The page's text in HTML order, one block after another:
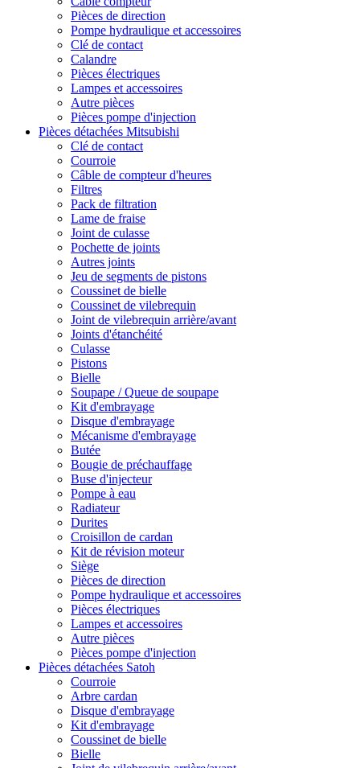
Pièces de direction
Pompe hydraulique et accessoires
Clé de contact
Calandre
Pièces électriques
Lampes et accessoires
Autre pièces
Pièces pompe d'injection
Pièces détachées Mitsubishi
Clé de contact
Courroie
Câble de compteur d'heures
Filtres
Pack de filtration
Lame de fraise
Joint de culasse
Pochette de joints
Autres joints
Jeu de segments de pistons
Coussinet de bielle
Coussinet de vilebrequin
Joint de vilebrequin arrière/avant
Joints d'étanchéité
Culasse
Pistons
Bielle
Soupape / Queue de soupape
Kit d'embrayage
Disque d'embrayage
Mécanisme d'embrayage
Butée
Bougie de préchauffage
Buse d'injecteur
Pompe à eau
Radiateur
Durites
Croisillon de cardan
Kit de révision moteur
Siège
Pièces de direction
Pompe hydraulique et accessoires
Pièces électriques
Lampes et accessoires
Autre pièces
Pièces pompe d'injection
Pièces détachées Satoh
Courroie
Arbre cardan
Disque d'embrayage
Kit d'embrayage
Coussinet de bielle
Bielle